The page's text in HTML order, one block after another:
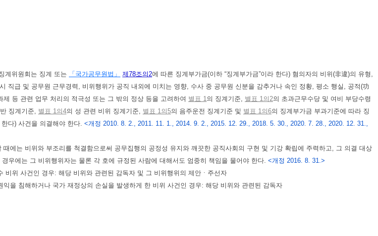
계위원회는 징계 또는 「국가공무원법」 제78조의2에 따른 징계부가금(이하 “징계부가금”이라 한다) 혐의자의 비위(非違)의 유형,
직급 및 공무원 근무경력, 비위행위가 공직 내외에 미치는 영향, 수사 중 공무원 신분을 감추거나 속인 정황, 평소 행실, 공적(功
등 관련 업무 처리의 적극성 또는 그 밖의 정상 등을 고려하여 별표 1의 징계기준, 별표 1의2의 초과근무수당 및 여비 부당수령
징계기준, 별표 1의4의 성 관련 비위 징계기준, 별표 1의5의 음주운전 징계기준 및 별표 1의6의 징계부가금 부과기준에 따라 징
다) 사건을 의결해야 한다. <개정 2010. 8. 2., 2011. 11. 1., 2014. 9. 2., 2015. 12. 29., 2018. 5. 30., 2020. 7. 28., 2020. 12. 31.,
에는 비위와 부조리를 척결함으로써 공무집행의 공정성 유지와 깨끗한 공직사회의 구현 및 기강 확립에 주력하고, 그 의결 대상
우에는 그 비위행위자는 물론 각 호에 규정된 사람에 대해서도 엄중히 책임을 물어야 한다. <개정 2016. 8. 31.>
비위 사건인 경우: 해당 비위와 관련된 감독자 및 그 비위행위의 제안ㆍ주선자
을 침해하거나 국가 재정상의 손실을 발생하게 한 비위 사건인 경우: 해당 비위와 관련된 감독자